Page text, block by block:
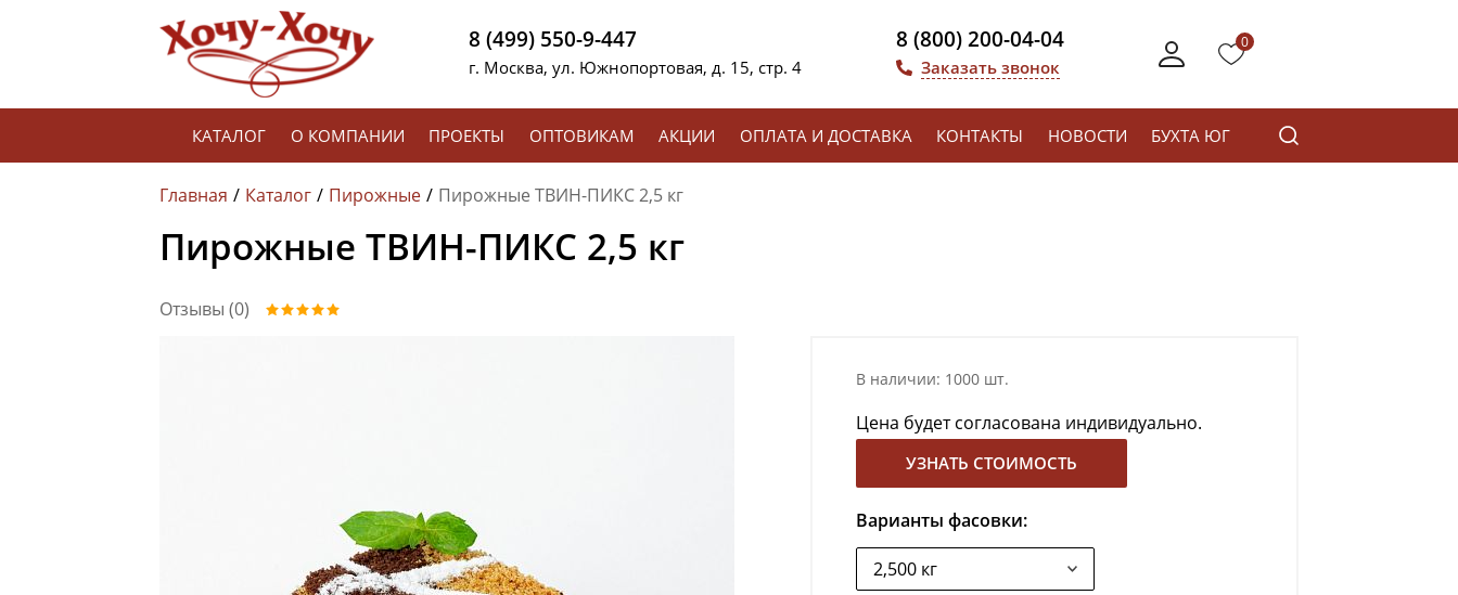
8 (499) 550-9-447
г. Москва, ул. Южнопортовая, д. 15, стр. 4
8 (800) 200-04-04
Заказать звонок
0
КАТАЛОГ О КОМПАНИИ ПРОЕКТЫ ОПТОВИКАМ АКЦИИ ОПЛАТА И ДОСТАВКА КОНТАКТЫ НОВОСТИ БУХТА ЮГ
Главная Каталог Пирожные Пирожные ТВИН-ПИКС 2,5 кг
Пирожные ТВИН-ПИКС 2,5 кг
Отзывы (0)
В наличии: 1000 шт.
Цена будет согласована индивидуально.
УЗНАТЬ СТОИМОСТЬ
Варианты фасовки: